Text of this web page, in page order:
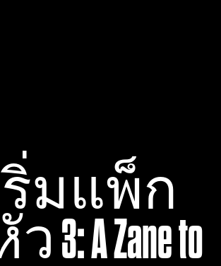
มแพ็ก
A Zane to